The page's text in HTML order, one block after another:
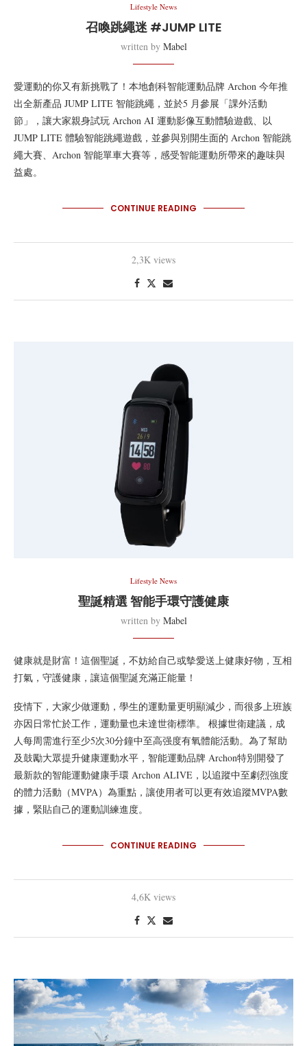
Lifestyle News
召喚跳繩迷 #JUMP LITE
written by Mabel
愛運動的你又有新挑戰了！本地創科智能運動品牌 Archon 今年推
出全新產品 JUMP LITE 智能跳繩，並於5 月參展「課外活動
節」，讓大家親身試玩 Archon AI 運動影像互動體驗遊戲、以
JUMP LITE 體驗智能跳繩遊戲，並參與別開生面的 Archon 智能跳
繩大賽、Archon 智能單車大賽等，感受智能運動所帶來的趣味與
益處。
CONTINUE READING
2,3K views
Lifestyle News
聖誕精選 智能手環守護健康
written by Mabel
健康就是財富！這個聖誕，不妨給自己或摰愛送上健康好物，互相
打氣，守護健康，讓這個聖誕充滿正能量！
疫情下，大家少做運動，學生的運動量更明顯減少，而很多上班族
亦因日常忙於工作，運動量也未達世衛標準。 根據世衛建議，成
人每周需進行至少5次30分鐘中至高强度有氧體能活動。為了幫助
及鼓勵大眾提升健康運動水平，智能運動品牌 Archon特別開發了
最新款的智能運動健康手環 Archon ALIVE，以追蹤中至劇烈強度
的體力活動（MVPA）為重點，讓使用者可以更有效追蹤MVPA數
據，緊貼自己的運動訓練進度。
CONTINUE READING
4,6K views